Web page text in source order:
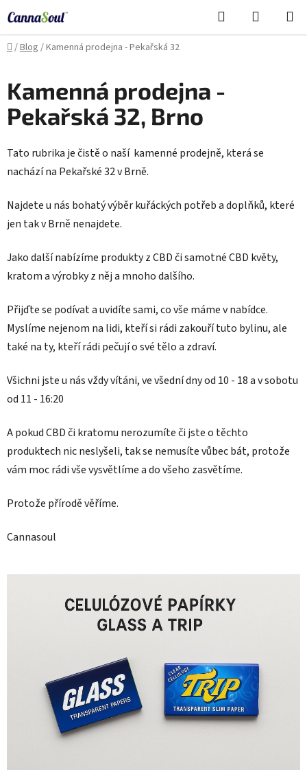
na
obsah
Hledat
KOŠÍK
Domů
/Blog /Kamenná prodejna - Pekařská 32
Kamenná prodejna -
Pekařská 32, Brno
Tato rubrika je čistě o naší kamenné prodejně, která se
nachází na Pekařské 32 v Brně.
Najdete u nás bohatý výběr kuřáckých potřeb a doplňků, které
jen tak v Brně nenajdete.
Jako další nabízíme produkty z CBD či samotné CBD květy,
kratom a výrobky z něj a mnoho dalšího.
Přijďte se podívat a uvidíte sami, co vše máme v nabídce.
Myslíme nejenom na lidi, kteří si rádi zakouří tuto bylinu, ale
také na ty, kteří rádi pečují o své tělo a zdraví.
Všichni jste u nás vždy vítáni, ve všední dny od 10 - 18 a v sobotu
od 11 - 16:20
A pokud CBD či kratomu nerozumíte či jste o těchto
produktech nic neslyšeli, tak se nemusíte vůbec bát, protože
vám moc rádi vše vysvětlíme a do všeho zasvětíme.
Protože přírodě věříme.
Cannasoul
V
Cannasoul Asistent